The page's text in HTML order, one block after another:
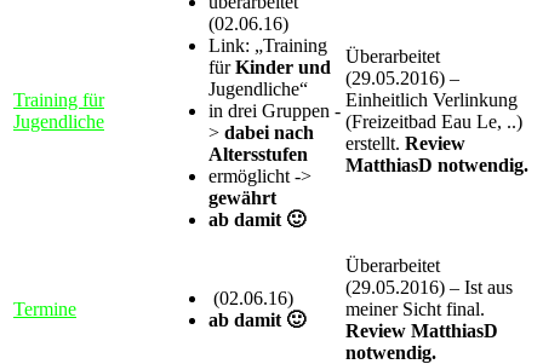
Training für
Jugendliche
(02.06.16)
Link: „Training
fürKinder und
Jugendliche“
in drei Gruppen -
> dabei nach
Altersstufen
ermöglicht ->
gewährt
ab damit 🙂
Überarbeitet
(29.05.2016) –
Einheitlich Verlinkung
(Freizeitbad Eau Le, ..)
erstellt. Review
MatthiasD notwendig.
Termine
(02.06.16)
ab damit 🙂
Überarbeitet
(29.05.2016) – Ist aus
meiner Sicht final.
Review MatthiasD
notwendig.